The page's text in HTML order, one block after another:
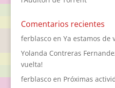
Comentarios recientes
ferblascoen Ya estamos de
Yolanda Contreras
vuelta!
ferblascoen Próximas